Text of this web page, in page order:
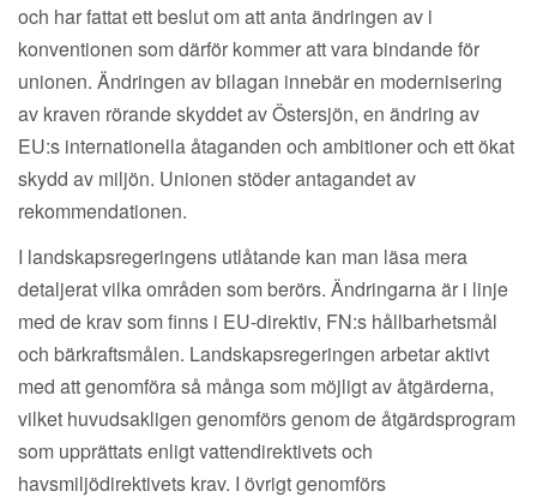
och har fattat ett beslut om att anta ändringen av i
konventionen som därför kommer att vara bindande för
unionen. Ändringen av bilagan innebär en modernisering
av kraven rörande skyddet av Östersjön, en ändring av
EU:s internationella åtaganden och ambitioner och ett ökat
skydd av miljön. Unionen stöder antagandet av
rekommendationen.
I landskapsregeringens utlåtande kan man läsa mera
detaljerat vilka områden som berörs. Ändringarna är i linje
med de krav som finns i EU-direktiv, FN:s hållbarhetsmål
och bärkraftsmålen. Landskapsregeringen arbetar aktivt
med att genomföra så många som möjligt av åtgärderna,
vilket huvudsakligen genomförs genom de åtgärdsprogram
som upprättats enligt vattendirektivets och
havsmiljödirektivets krav. I övrigt genomförs